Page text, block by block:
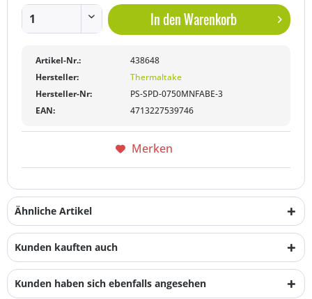
In denWarenkorb
Artikel-Nr.:
438648
Hersteller:
Thermaltake
Hersteller-Nr:
PS-SPD-0750MNFABE-3
EAN:
4713227539746
Merken
Ähnliche Artikel
Kunden kauften auch
Kunden haben sich ebenfalls angesehen